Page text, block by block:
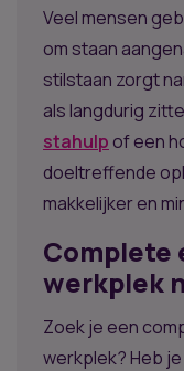
Veel mensen
om staan
stilstaan zorgt
als langdurig
stahulp of een
doeltreffende
makkelijker en
Complete
werkplek
Zoek je een
werkplek? Heb